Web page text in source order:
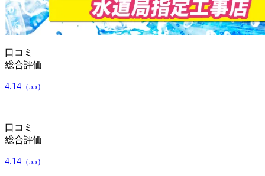
口コミ
総合評価
4.14 （55）
口コミ
総合評価
4.14 （55）